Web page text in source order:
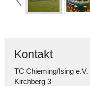
Kontakt
TC Chieming/Ising e.V.
Kirchberg 3